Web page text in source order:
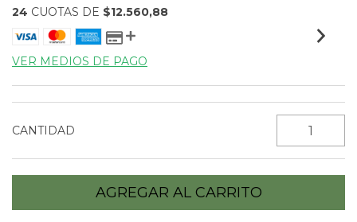
24 CUOTAS DE $12.560,88
VER MEDIOS DE PAGO
CANTIDAD